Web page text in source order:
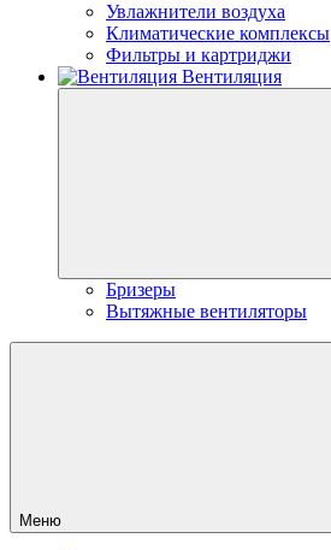
Увлажнители воздуха
Климатические комплексы
Фильтры и картриджи
Вентиляция
Бризеры
Вытяжные вентиляторы
Меню